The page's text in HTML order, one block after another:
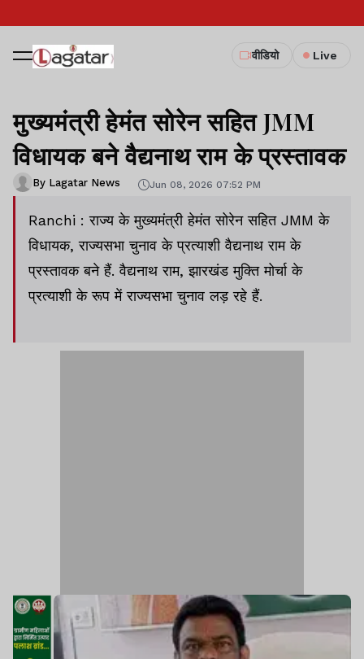
वीडियो Live
मुख्यमंत्री हेमंत सोरेन सहित JMM
विधायक बने वैद्यनाथ राम के प्रस्तावक
By Lagatar News Jun 08, 2026 07:52 PM
Ranchi : राज्य के मुख्यमंत्री हेमंत सोरेन सहित JMM के
विधायक, राज्यसभा चुनाव के प्रत्याशी वैद्यनाथ राम के
प्रस्तावक बने हैं. वैद्यनाथ राम, झारखंड मुक्ति मोर्चा के
प्रत्याशी के रूप में राज्यसभा चुनाव लड़ रहे हैं.